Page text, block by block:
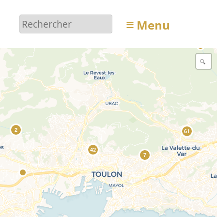
≡ Menu
2 61
7
42